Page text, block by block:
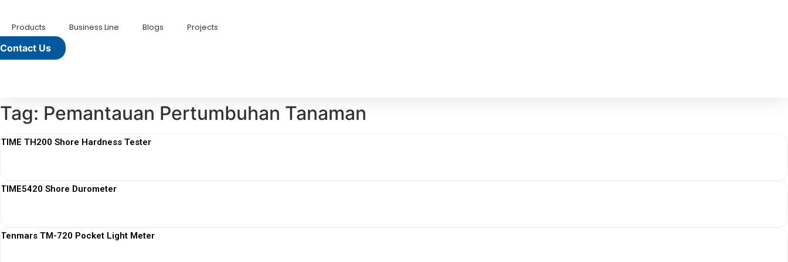
konten
Products Business Line Blogs Projects
Contact Us
Tag: Pemantauan Pertumbuhan Tanaman
TIME TH200 Shore Hardness Tester
TIME5420 Shore Durometer
Tenmars TM-720 Pocket Light Meter